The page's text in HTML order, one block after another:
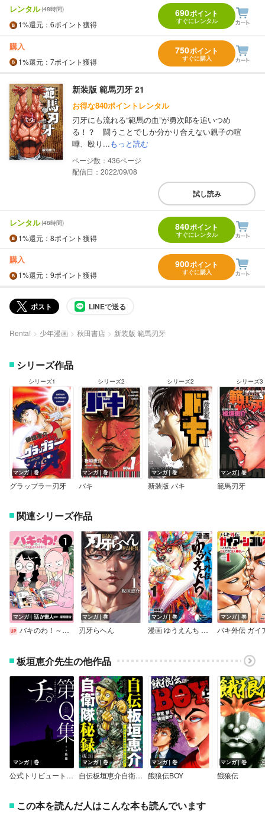
レンタル(48時間)
1%還元 ：6ポイント獲得
690ポイント
すぐにレンタル
購入
1%還元 ：7ポイント獲得
750ポイント
すぐに購入
新装版 範馬刃牙 21
お得な840ポイントレンタル
刃牙にも流れる“範馬の血”が勇次郎を追いつめ
る！？ 闘うことでしか分かり合えない親子の喧
嘩、殴り...もっと読む
436
配信日：2022/09/08
試し読み
レンタル(48時間)
1%還元 ：8ポイント獲得
840ポイント
すぐにレンタル
購入
1%還元 ：9ポイント獲得
900ポイント
すぐに購入
ポスト LINEで送る
Renta! 少年漫画 秋田書店 新装版 範馬刃牙
シリーズ作品
シリーズ1
マンガ｜巻
グラップラー刃牙
シリーズ2
マンガ｜巻
バキ
シリーズ2
マンガ｜巻
新装版 バキ
シリーズ3
マンガ｜巻
範馬刃牙
関連シリーズ作品
マンガ｜話
バキのわ！～バキを語る女子高校生たち～（話売り）
マンガ｜巻
刃牙らへん
マンガ｜巻
漫画 ゆうえんち －バキ外伝－
マンガ｜巻
板垣恵介先生の他作品
マンガ｜巻
公式トリビュートブック 『チ。 ‐地球の運動について‐』 第Q集
マンガ｜巻
自伝板垣恵介自衛隊秘録～我が青春の習志野第一空挺団～
マンガ｜巻
餓狼伝BOY
マンガ｜巻
餓狼伝
この本を読んだ人はこんな本も読んでいます